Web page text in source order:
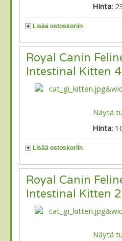
Hinta:
Lisää ostoskoriin
Royal Canin
Intestinal Kitten
Näytä
Hinta:
Lisää ostoskoriin
Royal Canin
Intestinal Kitten
Näytä